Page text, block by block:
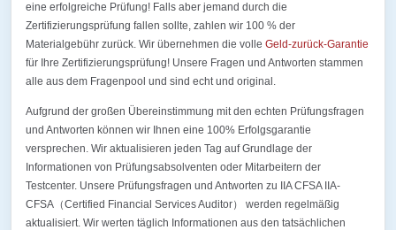
eine erfolgreiche Prüfung! Falls aber jemand durch die
Zertifizierungsprüfung fallen sollte, zahlen wir 100 % der
Materialgebühr zurück. Wir übernehmen die volle Geld-zurück-Garantie
für Ihre Zertifizierungsprüfung! Unsere Fragen und Antworten stammen
alle aus dem Fragenpool und sind echt und original.
Aufgrund der großen Übereinstimmung mit den echten Prüfungsfragen
und Antworten können wir Ihnen eine 100% Erfolgsgarantie
versprechen. Wir aktualisieren jeden Tag auf Grundlage der
Informationen von Prüfungsabsolventen oder Mitarbeitern der
Testcenter. Unsere Prüfungsfragen und Antworten zu IIA CFSA IIA-
CFSA（Certified Financial Services Auditor） werden regelmäßig
aktualisiert. Wir werten täglich Informationen aus den tatsächlichen